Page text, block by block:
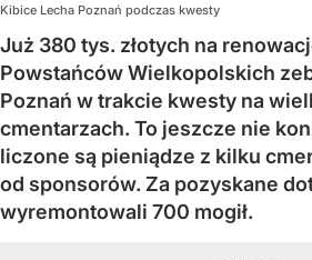
Kibice Lecha Poznań podczas kwesty
Już 380 tys. złotych na
Powstańców Wielkopolskich
Poznań w trakcie kwesty na
cmentarzach. To jeszcze nie
liczone są pieniądze z kilku
od sponsorów. Za pozyskane
wyremontowali 700 mogił.